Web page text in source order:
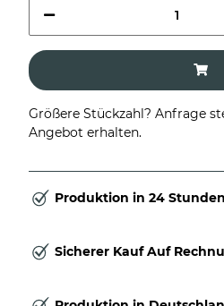
Größere Stückzahl? Anfrage
Angebot erhalten.
Produktion in 24 Stunden
Sicherer Kauf Auf